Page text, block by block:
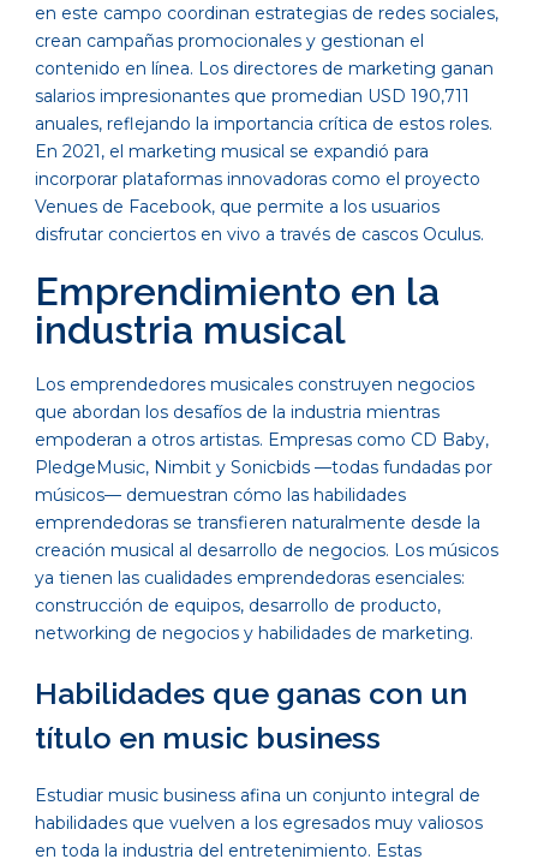
en este campo coordinan estrategias de redes sociales,
crean campañas promocionales y gestionan el
contenido en línea. Los directores de marketing ganan
salarios impresionantes que promedian USD 190,711
anuales, reflejando la importancia crítica de estos roles.
En 2021, el marketing musical se expandió para
incorporar plataformas innovadoras como el proyecto
Venues de Facebook, que permite a los usuarios
disfrutar conciertos en vivo a través de cascos Oculus.
Emprendimiento en la
industria musical
Los emprendedores musicales construyen negocios
que abordan los desafíos de la industria mientras
empoderan a otros artistas. Empresas como CD Baby,
PledgeMusic, Nimbit y Sonicbids —todas fundadas por
músicos— demuestran cómo las habilidades
emprendedoras se transfieren naturalmente desde la
creación musical al desarrollo de negocios. Los músicos
ya tienen las cualidades emprendedoras esenciales:
construcción de equipos, desarrollo de producto,
networking de negocios y habilidades de marketing.
Habilidades que ganas con un
título en music business
Estudiar music business afina un conjunto integral de
habilidades que vuelven a los egresados muy valiosos
en toda la industria del entretenimiento. Estas